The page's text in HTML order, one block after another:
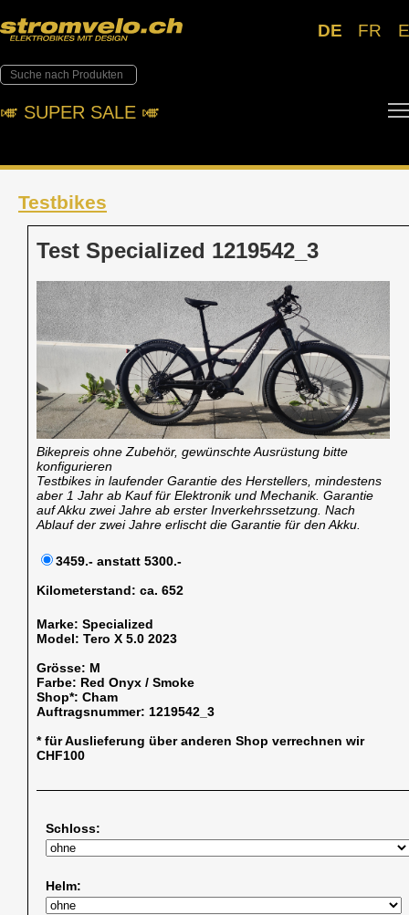
DE FR
🎺︎ SUPER SALE 🎺︎
Testbikes
Test Specialized 1219542_3
Bikepreis ohne Zubehör, gewünschte Ausrüstung bitte
konfigurieren
Testbikes in laufender Garantie des Herstellers, mindestens
aber 1 Jahr ab Kauf für Elektronik und Mechanik. Garantie
auf Akku zwei Jahre ab erster Inverkehrssetzung. Nach
Ablauf der zwei Jahre erlischt die Garantie für den Akku.
3459.- anstatt 5300.-
Kilometerstand: ca. 652
Marke:Specialized
Model:Tero X 5.0 2023
Grösse: M
Farbe: Red Onyx / Smoke
Shop*:Cham
Auftragsnummer:1219542_3
* für Auslieferung über anderen Shop verrechnen wir
CHF100
Schloss:
Helm: